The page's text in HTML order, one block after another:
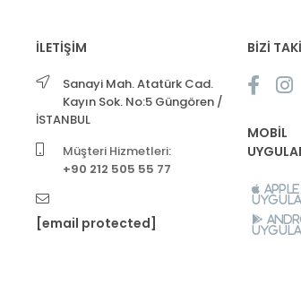
İLETİŞİM
Sanayi Mah. Atatürk Cad.
Kayın Sok. No:5 Güngören /
İSTANBUL
Müşteri Hizmetleri:
+90 212 505 55 77
[email protected]
BİZİ
MOBİL